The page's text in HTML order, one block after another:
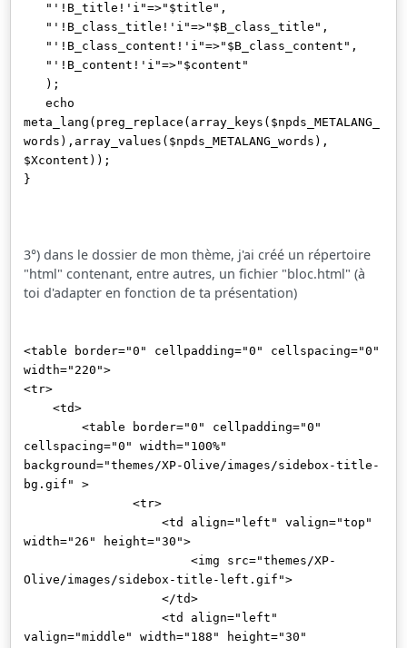
"'!B_title!'i"=>"$title",
"'!B_class_title!'i"=>"$B_class_title",
"'!B_class_content!'i"=>"$B_class_content",
"'!B_content!'i"=>"$content"
);
echo
meta_lang(preg_replace(array_keys($npds_METALANG_
words),array_values($npds_METALANG_words),
$Xcontent));
}
3°) dans le dossier de mon thème, j'ai créé un répertoire
"html" contenant, entre autres, un fichier "bloc.html" (à
toi d'adapter en fonction de ta présentation)
<table border="0" cellpadding="0" cellspacing="0"
width="220">
<tr>
<td>
<table border="0" cellpadding="0"
cellspacing="0" width="100%"
background="themes/XP-Olive/images/sidebox-title-
bg.gif" >
<tr>
<td align="left" valign="top"
width="26" height="30">
<img src="themes/XP-
Olive/images/sidebox-title-left.gif">
</td>
<td align="left"
valign="middle" width="188" height="30"